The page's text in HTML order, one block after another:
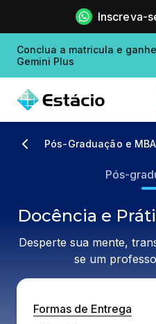
Inscreva-
Conclua a matricula e
Gemini Plus
Pós-Graduação e MBA
Pós-
Docência e
Desperte sua mente,
se um
Formas de Entrega